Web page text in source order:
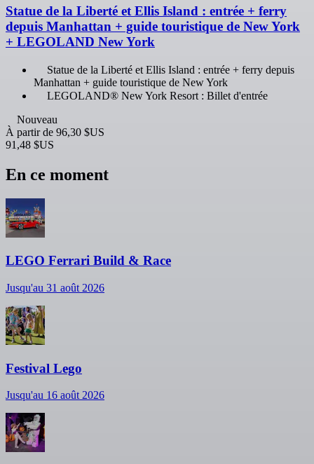
Statue de la Liberté et Ellis Island : entrée + ferry
depuis Manhattan + guide touristique de New York
+ LEGOLAND New York
Statue de la Liberté et Ellis Island : entrée + ferry depuis
Manhattan + guide touristique de New York
LEGOLAND® New York Resort : Billet d'entrée
Nouveau
À partir de 96,30 $US
91,48 $US
En ce moment
LEGO Ferrari Build & Race
Jusqu'au 31 août 2026
Festival Lego
Jusqu'au 16 août 2026